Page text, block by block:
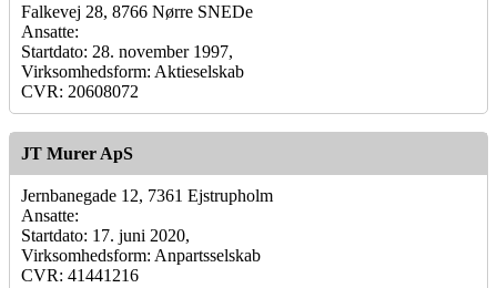
Falkevej 28, 8766 Nørre SNEDe
Ansatte:
Startdato: 28. november 1997,
Virksomhedsform: Aktieselskab
CVR: 20608072
JT Murer ApS
Jernbanegade 12, 7361 Ejstrupholm
Ansatte:
Startdato: 17. juni 2020,
Virksomhedsform: Anpartsselskab
CVR: 41441216